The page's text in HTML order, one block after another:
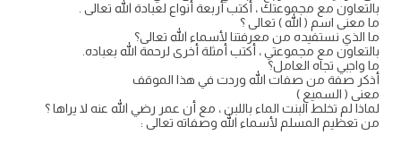
بالتعاون مع مجموعتك ، أكتب أربعة أنواع لعبادة الله تعالى .
ما معنى اسم ( الله ) تعالى ؟
ما الذي نستفيده من معرفتنا لأسماء الله تعالى؟
بالتعاون مع مجموعتي ، أكتب أمثلة أخرى لرحمة الله بعباده.
ما واجبي تجاه العامل؟
أذكر صفة من صفات الله وردت في هذا الموقف
معنى ( السميع )
لماذا لم تخلط البنت الماء باللبن ، مع أن عمر رضي الله عنه لا يراها ؟
من تعظيم المسلم لأسماء الله وصفاته تعالى :